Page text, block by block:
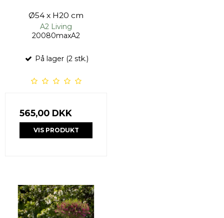
Ø54 x H20 cm
A2 Living
20080maxA2
På lager (2 stk.)
565,00 DKK
VIS PRODUKT